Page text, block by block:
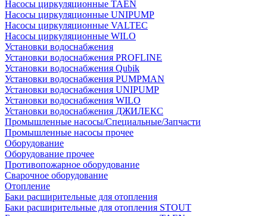
Насосы циркуляционные TAEN
Насосы циркуляционные UNIPUMP
Насосы циркуляционные VALTEC
Насосы циркуляционные WILO
Установки водоснабжения
Установки водоснабжения PROFLINE
Установки водоснабжения Qubik
Установки водоснабжения PUMPMAN
Установки водоснабжения UNIPUMP
Установки водоснабжения WILO
Установки водоснабжения ДЖИЛЕКС
Промышленные насосы/Специальные/Запчасти
Промышленные насосы прочее
Оборудование
Оборудование прочее
Противопожарное оборудование
Сварочное оборудование
Отопление
Баки расширительные для отопления
Баки расширительные для отопления STOUT